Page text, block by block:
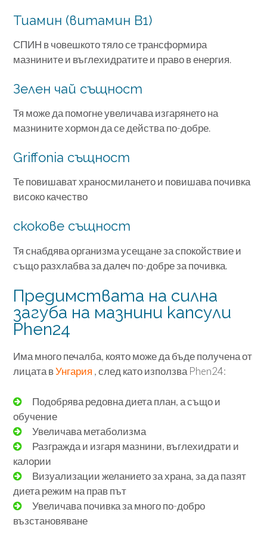
Тиамин (витамин В1)
СПИН в човешкото тяло се трансформира
мазнините и въглехидратите и право в енергия.
Зелен чай същност
Тя може да помогне увеличава изгарянето на
мазнините хормон да се действа по-добре.
Griffonia същност
Те повишават храносмилането и повишава почивка
високо качество
скокове същност
Тя снабдява организма усещане за спокойствие и
също разхлабва за далеч по-добре за почивка.
Предимствата на силна
загуба на мазнини капсули
Phen24
Има много печалба, която може да бъде получена от
лицата вУнгария , след като използва Phen24:
Подобрява редовна диета план, а също и
обучение
Увеличава метаболизма
Разгражда и изгаря мазнини, въглехидрати и
калории
Визуализации желанието за храна, за да пазят
диета режим на прав път
Увеличава почивка за много по-добро
възстановяване